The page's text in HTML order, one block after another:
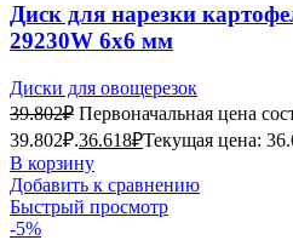
Диск для нарезки
29230W 6х6 мм
Диски для овощерезок
39.802₽ Первоначальная цена
39.802₽.36.618₽Текущая цена:
В корзину
Добавить к сравнению
Быстрый просмотр
-5%